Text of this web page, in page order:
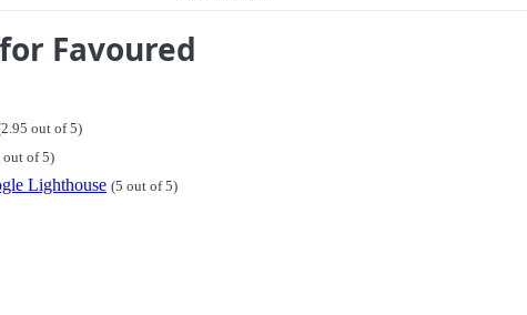
Favoured
out of 5)
out of 5)
Lighthouse (5 out of 5)